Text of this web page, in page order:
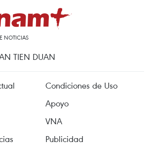
NOTICIAS
TIEN DUAN
Condiciones de Uso
Apoyo
VNA
Publicidad